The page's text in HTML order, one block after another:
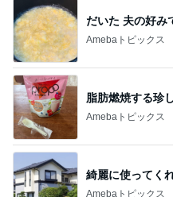
だいた 夫の好み
Amebaトピックス
脂肪燃焼する珍
Amebaトピックス
綺麗に使ってく
Amebaトピックス